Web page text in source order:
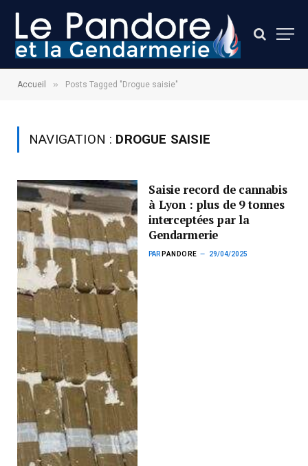
Accueil » Posts Tagged "Drogue saisie"
NAVIGATION : DROGUE SAISIE
Saisie record de cannabis
à Lyon : plus de 9 tonnes
interceptées par la
Gendarmerie
PAR PANDORE 29/04/2025